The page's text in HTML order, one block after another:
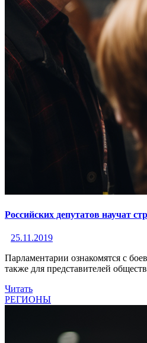
Российских депутатов научат
25.11.2019
Парламентарии ознакомятся с
также для представителей
Читать
РЕГИОНЫ